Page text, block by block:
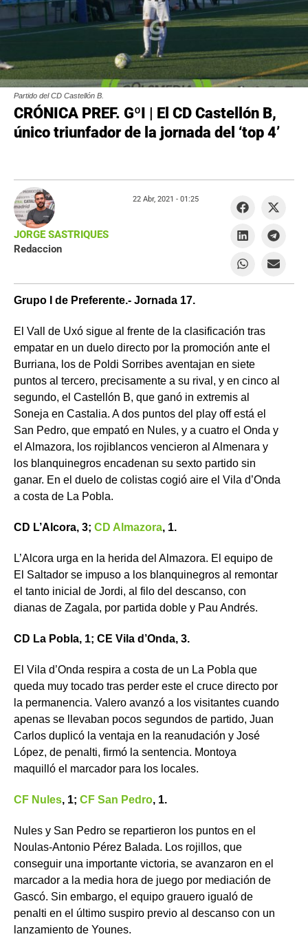
Partido del CD Castellón B.
CRÓNICA PREF. GºI | El CD Castellón B,
único triunfador de la jornada del ‘top 4’
Grupo I de Preferente.- Jornada 17.
El Vall de Uxó sigue al frente de la clasificación tras
empatar en un duelo directo por la promoción ante el
Burriana, los de Poldi Sorribes aventajan en siete
puntos al tercero, precisamente a su rival, y en cinco al
segundo, el Castellón B, que ganó in extremis al
Soneja en Castalia. A dos puntos del play off está el
San Pedro, que empató en Nules, y a cuatro el Onda y
el Almazora, los rojiblancos vencieron al Almenara y
los blanquinegros encadenan su sexto partido sin
ganar. En el duelo de colistas cogió aire el Vila d’Onda
a costa de La Pobla.
CD L’Alcora, 3; CD Almazora, 1.
L’Alcora urga en la herida del Almazora. El equipo de
El Saltador se impuso a los blanquinegros al remontar
el tanto inicial de Jordi, al filo del descanso, con
dianas de Zagala, por partida doble y Pau Andrés.
CD La Pobla, 1; CE Vila d’Onda, 3.
El Vila d’Onda respira a costa de un La Pobla que
queda muy tocado tras perder este el cruce directo por
la permanencia. Valero avanzó a los visitantes cuando
apenas se llevaban pocos segundos de partido, Juan
Carlos duplicó la ventaja en la reanudación y José
López, de penalti, firmó la sentencia. Montoya
maquilló el marcador para los locales.
CF Nules, 1; CF San Pedro, 1.
Nules y San Pedro se repartieron los puntos en el
Noulas-Antonio Pérez Balada. Los rojillos, que
conseguir una importante victoria, se avanzaron en el
marcador a la media hora de juego por mediación de
Gascó. Sin embargo, el equipo grauero igualó de
penalti en el último suspiro previo al descanso con un
lanzamiento de Younes.
JORGE SASTRIQUES
Redaccion
22 Abr, 2021 - 01:25